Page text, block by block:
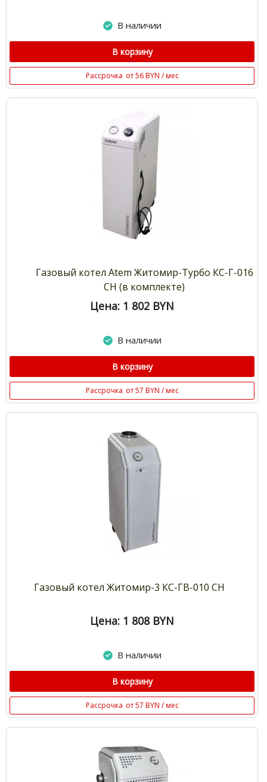
В наличии
В корзину
Рассрочка от 56 BYN / мес
Газовый котел Atem Житомир-Турбо КС-Г-016
СН (в комплекте)
Цена: 1 802 BYN
В наличии
В корзину
Рассрочка от 57 BYN / мес
Газовый котел Житомир-3 КС-ГВ-010 СН
Цена: 1 808 BYN
В наличии
В корзину
Рассрочка от 57 BYN / мес